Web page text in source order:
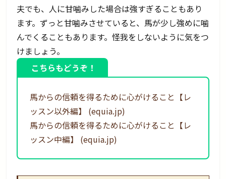
夫でも、人に甘噛みした場合は強すぎることもあり
ます。ずっと甘噛みさせていると、馬が少し強めに噛
んでくることもあります。怪我をしないように気をつ
けましょう。
こちらもどうぞ！
馬からの信頼を得るために心がけること【レ
ッスン以外編】 (equia.jp)
馬からの信頼を得るために心がけること【レ
ッスン中編】 (equia.jp)